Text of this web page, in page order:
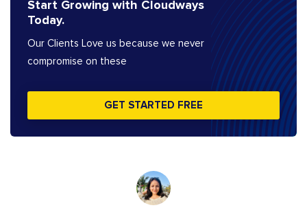
Start Growing with Cloudways
Today.
Our Clients Love us because we never
compromise on these
GET STARTED FREE